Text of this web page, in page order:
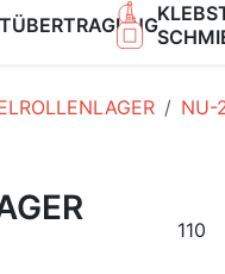
NU-
110